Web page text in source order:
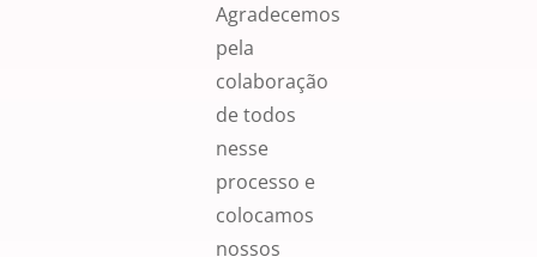
Agradecemos
pela
colaboração
de todos
nesse
processo e
colocamos
nossos